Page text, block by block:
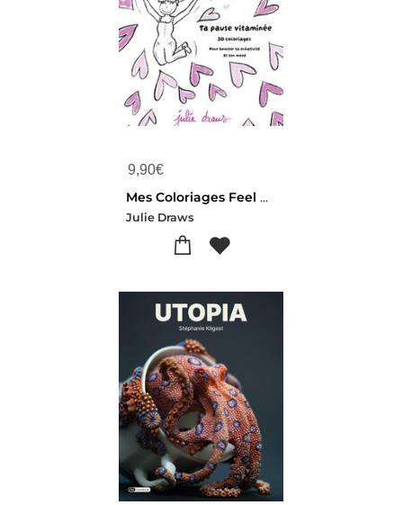
9,90€
Mes Coloriages Feel Good
Julie Draws